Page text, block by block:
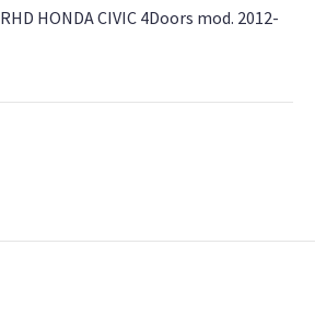
RHD HONDA CIVIC 4Doors mod. 2012-